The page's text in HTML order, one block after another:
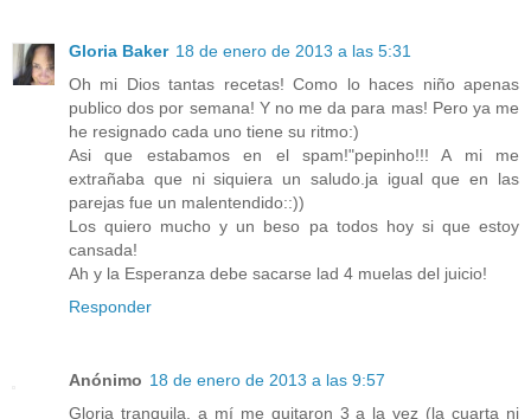
Gloria Baker 18 de enero de 2013 a las 5:31
Oh mi Dios tantas recetas! Como lo haces niño apenas
publico dos por semana! Y no me da para mas! Pero ya me
he resignado cada uno tiene su ritmo:)
Asi que estabamos en el spam!"pepinho!!! A mi me
extrañaba que ni siquiera un saludo.ja igual que en las
parejas fue un malentendido::))
Los quiero mucho y un beso pa todos hoy si que estoy
cansada!
Ah y la Esperanza debe sacarse lad 4 muelas del juicio!
Responder
Anónimo 18 de enero de 2013 a las 9:57
Gloria tranquila, a mí me quitaron 3 a la vez (la cuarta ni